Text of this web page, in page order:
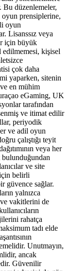
Bu düzenlemeler,
prensiplerine,
oyun
Lisanssız veya
için büyük
kişisel
çok daha
yaparken, sitenin
en mühim
eGaming, UK
tarafından
ve itimat edilir
periyodik
ve adil oyun
çalıştığı teyit
veya her
ve site
belirli
güvence sağlar.
yalnızca
ve vakitlerini de
rahatça
tadı elde
Unutmayın,
ancak
Güvenilir